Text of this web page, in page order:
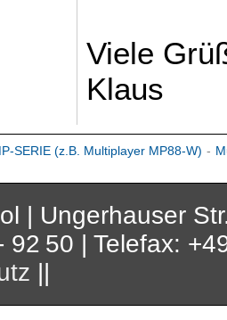
Viele
Klaus
SERIE (z.B. Multiplayer MP88-W) -
| Ungerhauser
92 50 | Telefax:
||